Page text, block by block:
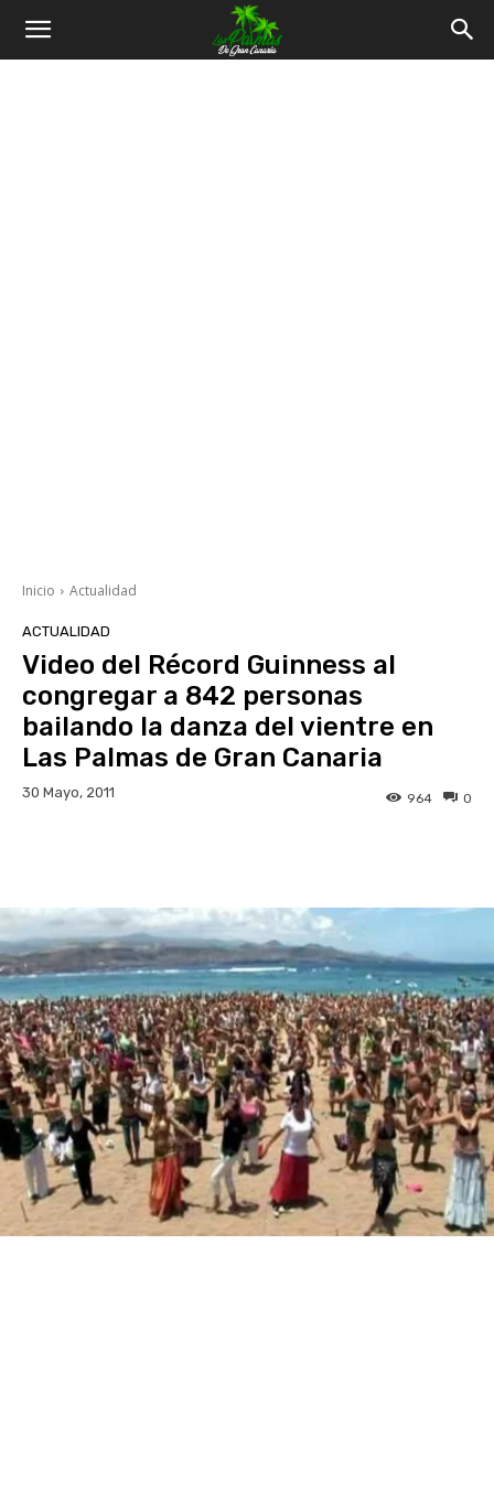
Inicio Actualidad
ACTUALIDAD
Video del Récord Guinness al
congregar a 842 personas
bailando la danza del vientre en
Las Palmas de Gran Canaria
30 Mayo, 2011 0
964